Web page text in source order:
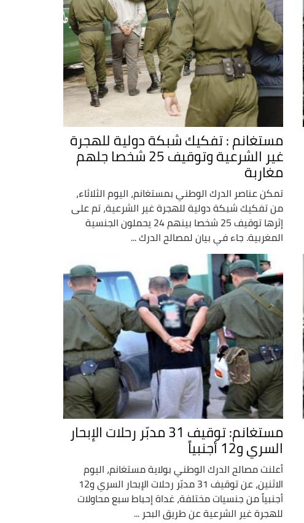
مستغانم : تفكيك شبكة دولية للهجرة
غير الشرعية وتوقيف 25 شخصا جلهم
مغاربة
تمكن عناصر الدرك الوطني بمستغانم، اليوم الثلاثاء،
من تفكيك شبكة دولية للهجرة غير الشرعية، تم على
إثرها توقيف 25 شخصا بينهم 24 يحملون الجنسية
المغربية. جاء في بيان لمصالح الدرك ...
مستغانم: توقيف 31 مدبّر رحلات الإبحار
السري و12 أجنبياً
أعلنت مصالح الدرك الوطني بولاية مستغانم، اليوم
الاثنين، عن توقيف 31 مدبّر رحلات الإبحار السري و12
أجنبياً من جنسيات مختلفة، غداة إحباط سبع محاولات
للهجرة غير الشرعية عن طريق البحر ...